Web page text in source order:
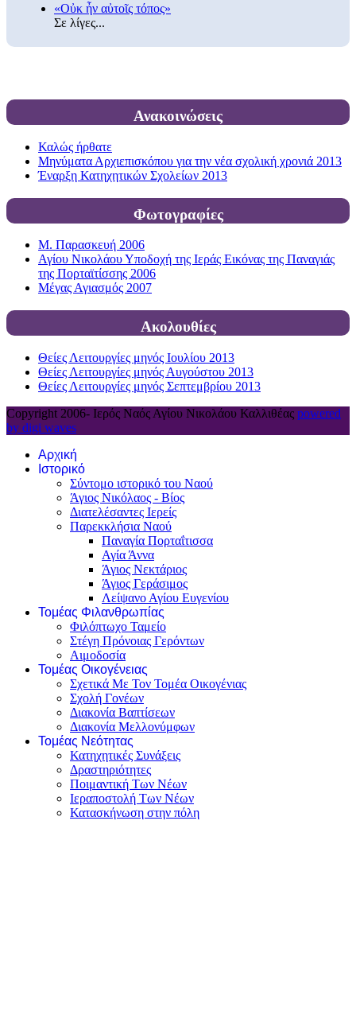
«Οὐκ ἦν αὐτοῖς τόπος»
Σε λίγες...
Ανακοινώσεις
Καλώς ήρθατε
Μηνύματα Αρχιεπισκόπου για την νέα σχολική χρονιά 2013
Έναρξη Κατηχητικών Σχολείων 2013
Φωτογραφίες
Μ. Παρασκευή 2006
Αγίου Νικολάου Υποδοχή της Ιεράς Εικόνας της Παναγιάς
της Πορταϊτίσσης 2006
Μέγας Αγιασμός 2007
Ακολουθίες
Θείες Λειτουργίες μηνός Ιουλίου 2013
Θείες Λειτουργίες μηνός Αυγούστου 2013
Θείες Λειτουργίες μηνός Σεπτεμβρίου 2013
Copyright 2006- Ιερός Ναός Αγίου Νικολάου Καλλιθέας powered
by digi waves
Αρχική
Ιστορικό
Σύντομο ιστορικό του Ναού
Άγιος Νικόλαος - Βίος
Διατελέσαντες Ιερείς
Παρεκκλήσια Ναού
Παναγία Πορταΐτισσα
Αγία Άννα
Άγιος Νεκτάριος
Άγιος Γεράσιμος
Λείψανο Αγίου Ευγενίου
Τομέας Φιλανθρωπίας
Φιλόπτωχο Ταμείο
Στέγη Πρόνοιας Γερόντων
Αιμοδοσία
Τομέας Οικογένειας
Σχετικά Με Τον Τομέα Οικογένιας
Σχολή Γονέων
Διακονία Βαπτίσεων
Διακονία Μελλονύμφων
Τομέας Νεότητας
Κατηχητικές Συνάξεις
Δραστηριότητες
Ποιμαντική Των Νέων
Ιεραποστολή Των Νέων
Κατασκήνωση στην πόλη